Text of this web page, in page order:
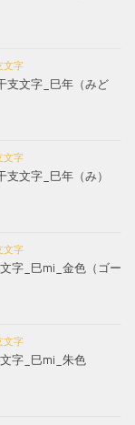
文字
支文字_巳年（みど
文字
文字_巳年（み）
文字
字_巳mi_金色（ゴー
文字
字_巳mi_朱色